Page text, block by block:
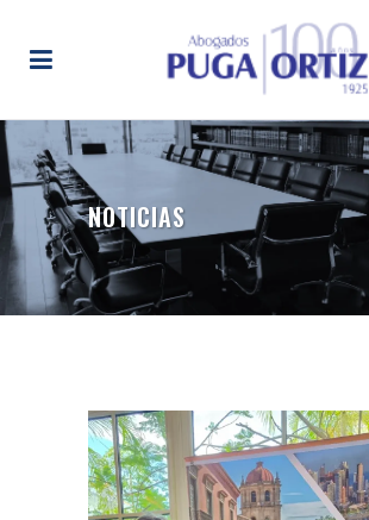
NOTICIAS